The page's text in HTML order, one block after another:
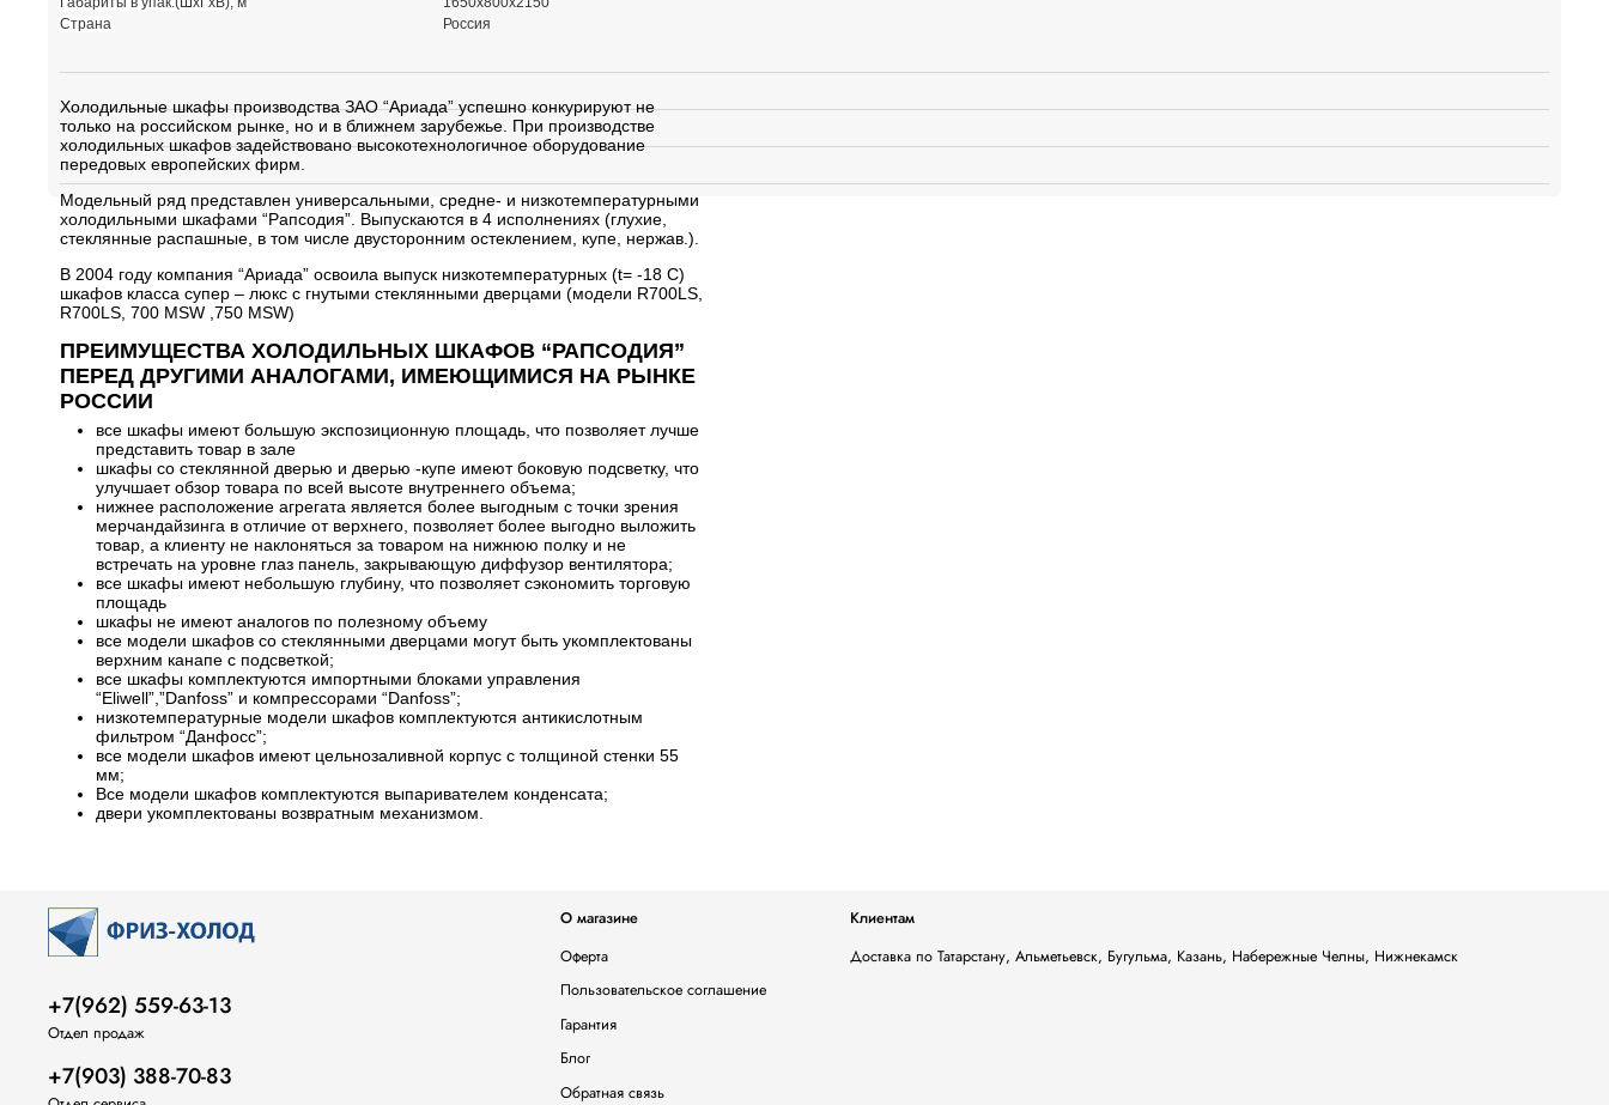
Страна
Россия
Холодильные шкафы производства ЗАО “Ариада” успешно конкурируют не
только на российском рынке, но и в ближнем зарубежье. При производстве
холодильных шкафов задействовано высокотехнологичное оборудование
передовых европейских фирм.
Модельный ряд представлен универсальными, средне- и низкотемпературными
холодильными шкафами “Рапсодия”. Выпускаются в 4 исполнениях (глухие,
стеклянные распашные, в том числе двусторонним остеклением, купе, нержав.).
В 2004 году компания “Ариада” освоила выпуск низкотемпературных (t= -18 C)
шкафов класса супер – люкс с гнутыми стеклянными дверцами (модели R700LS,
R700LS, 700 MSW ,750 MSW)
ПРЕИМУЩЕСТВА ХОЛОДИЛЬНЫХ ШКАФОВ “РАПСОДИЯ”
ПЕРЕД ДРУГИМИ АНАЛОГАМИ, ИМЕЮЩИМИСЯ НА РЫНКЕ
РОССИИ
все шкафы имеют большую экспозиционную площадь, что позволяет лучше
представить товар в зале
шкафы со стеклянной дверью и дверью -купе имеют боковую подсветку, что
улучшает обзор товара по всей высоте внутреннего объема;
нижнее расположение агрегата является более выгодным с точки зрения
мерчандайзинга в отличие от верхнего, позволяет более выгодно выложить
товар, а клиенту не наклоняться за товаром на нижнюю полку и не
встречать на уровне глаз панель, закрывающую диффузор вентилятора;
все шкафы имеют небольшую глубину, что позволяет сэкономить торговую
площадь
шкафы не имеют аналогов по полезному объему
все модели шкафов со стеклянными дверцами могут быть укомплектованы
верхним канапе с подсветкой;
все шкафы комплектуются импортными блоками управления
“Eliwell”,”Danfoss” и компрессорами “Danfoss”;
низкотемпературные модели шкафов комплектуются антикислотным
фильтром “Данфосс”;
все модели шкафов имеют цельнозаливной корпус с толщиной стенки 55
мм;
Все модели шкафов комплектуются выпаривателем конденсата;
двери укомплектованы возвратным механизмом.
О магазине
Оферта
Пользовательское соглашение
Гарантия
Блог
Обратная связь
Клиентам
Доставка по Татарстану, Альметьевск, Бугульма, Казань, Набережные Челны, Нижнекамск
+7(962) 559-63-13
Отдел продаж
+7(903) 388-70-83